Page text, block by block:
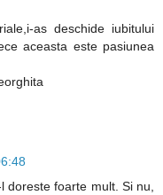
as deschide iubitului
aceasta este pasiunea
doreste foarte mult. Si nu,